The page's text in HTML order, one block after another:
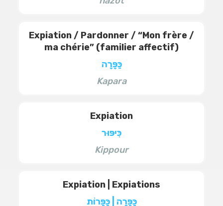
Expiation / Pardonner / “Mon frère /
ma chérie” (familier affectif)
כַּפָּרָה
Kapara
Expiation
כִּיפּוּר
Kippour
Expiation | Expiations
כַּפָּרָה | כַּפָּרוֹת